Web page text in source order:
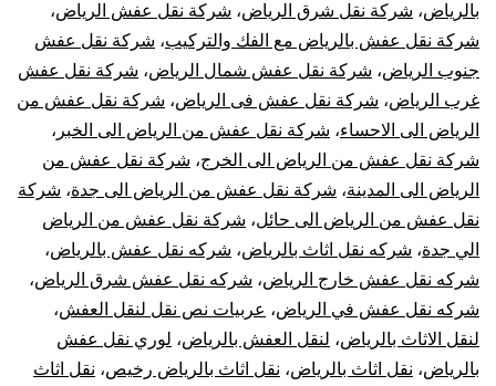
بالرياض، شركة نقل شرق الرياض، شركة نقل عفش الرياض،
شركة نقل عفش بالرياض مع الفك والتركيب، شركة نقل عفش
جنوب الرياض، شركة نقل عفش شمال الرياض، شركة نقل عفش
غرب الرياض، شركة نقل عفش فى الرياض، شركة نقل عفش من
الرياض الى الاحساء، شركة نقل عفش من الرياض الى الخبر ،
شركة نقل عفش من الرياض الى الخرج، شركة نقل عفش من
الرياض الى المدينة، شركة نقل عفش من الرياض الى جدة، شركة
نقل عفش من الرياض الى حائل، شركة نقل عفش من الرياض
الي جدة، شركه نقل اثاث بالرياض، شركه نقل عفش بالرياض،
شركه نقل عفش خارج الرياض، شركه نقل عفش شرق الرياض،
شركه نقل عفش في الرياض، عربيات نص نقل لنقل العفش،
لنقل الاثاث بالرياض، لنقل العفش بالرياض، لوري نقل عفش
بالرياض، نقل اثاث بالرياض، نقل اثاث بالرياض رخيص، نقل اثاث